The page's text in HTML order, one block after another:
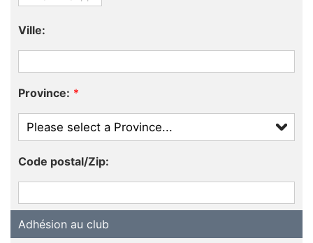
Ville:
Province: *
Code postal/Zip:
Adhésion au club